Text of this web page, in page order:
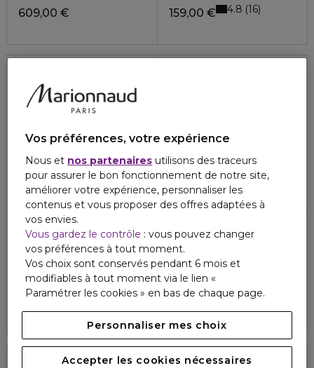
609,00 € 159,00 € 4.8 16
LA PRAIRIE
SKIN CAVIAR
Masque luxe nuit
469,00 €
LA PRAIRIE
SKIN CAVIAR
Essence yeux
189,00 €
4.3 3
Vos préférences, votre expérience
Nous et nos partenaires utilisons des traceurs
pour assurer le bon fonctionnement de notre site,
améliorer votre expérience, personnaliser les
contenus et vous proposer des offres adaptées à
vos envies.
Vous gardez le contrôle : vous pouvez changer
vos préférences à tout moment.
Vos choix sont conservés pendant 6 mois et
modifiables à tout moment via le lien «
Paramétrer les cookies » en bas de chaque page.
Personnaliser mes choix
Accepter les cookies nécessaires